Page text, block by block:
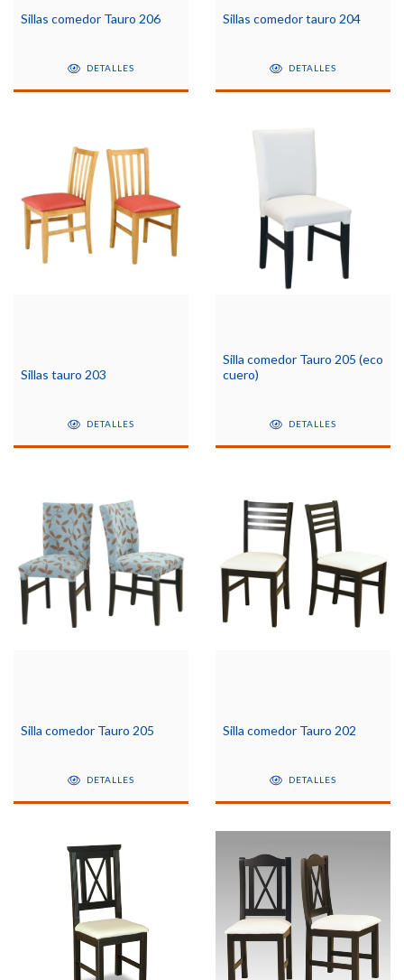
Sillas comedor Tauro 206
DETALLES
Sillas comedor tauro 204
DETALLES
Sillas tauro 203
DETALLES
Silla comedor Tauro 205 (eco
cuero)
DETALLES
Silla comedor Tauro 205
DETALLES
Silla comedor Tauro 202
DETALLES